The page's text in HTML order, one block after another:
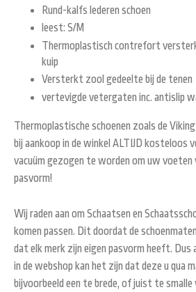
Rund-kalfs lederen schoen
leest: S/M
Thermoplastisch contrefort
kuip
Versterkt zool gedeelte bij de tenen
vertevigde vetergaten inc. antislip
Thermoplastische schoenen zoals de
bij aankoop in de winkel ALTIJD kosteloos
vacuüm gezogen te worden om uw voeten
pasvorm!
Wij raden aan om Schaatsen en
komen passen. Dit doordat de
dat elk merk zijn eigen pasvorm heeft. Dus
in de webshop kan het zijn dat deze u qua
bijvoorbeeld een te brede, of juist te